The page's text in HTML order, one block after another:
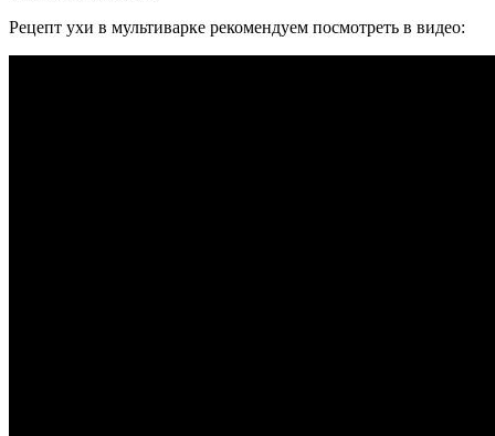
Рецепт ухи в мультиварке рекомендуем посмотреть в видео: